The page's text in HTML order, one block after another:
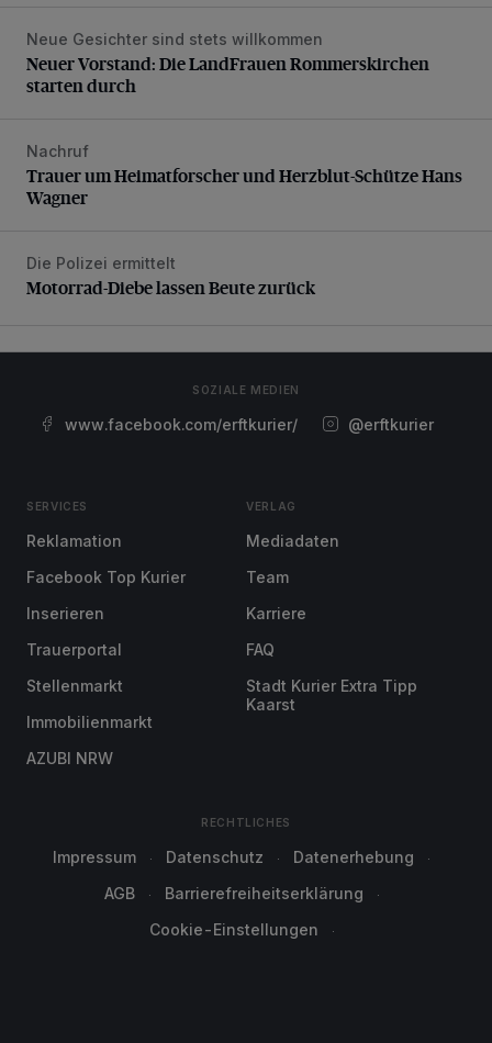
Neuer Vorstand: Die LandFrauen Rommerskirchen starten
Neue Gesichter sind stets willkommen
Neuer Vorstand: Die LandFrauen Rommerskirchen
starten durch
Trauer um Heimatforscher und Herzblut-Schütze Hans
Nachruf
Trauer um Heimatforscher und Herzblut-Schütze Hans
Wagner
Motorrad-Diebe lassen Beute zurück
Die Polizei ermittelt
Motorrad-Diebe lassen Beute zurück
SOZIALE MEDIEN
www.facebook.com/erftkurier/ @erftkurier
SERVICES
Reklamation
Facebook Top Kurier
Inserieren
Trauerportal
Stellenmarkt
Immobilienmarkt
AZUBI NRW
VERLAG
Mediadaten
Team
Karriere
FAQ
Stadt Kurier Extra Tipp
Kaarst
RECHTLICHES
Impressum Datenschutz
Datenerhebung
AGB
Barrierefreiheitserklärung
Cookie-Einstellungen